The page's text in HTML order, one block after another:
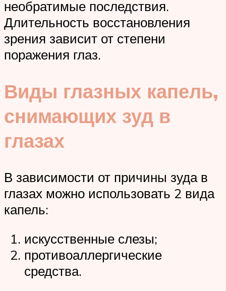
необратимые последствия.
Длительность восстановления
зрения зависит от степени
поражения глаз.
Виды глазных капель,
снимающих зуд в
глазах
В зависимости от причины зуда в
глазах можно использовать 2 вида
капель:
искусственные слезы;
противоаллергические
средства.